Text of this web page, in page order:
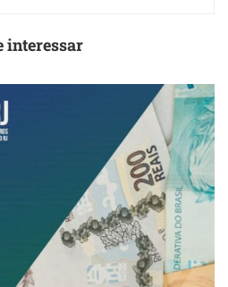
interessar